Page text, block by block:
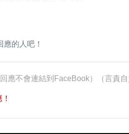
的人吧！
回應不會連結到FaceBook）（言責